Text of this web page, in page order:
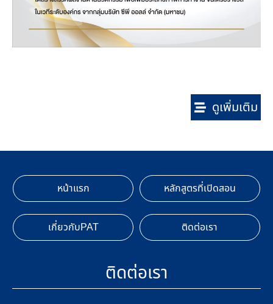
ดูเพิ่มเติม
หน้าแรก หลักสูตรที่เปิดสอน
เกี่ยวกับPAT ติดต่อเรา
ติดต่อเรา